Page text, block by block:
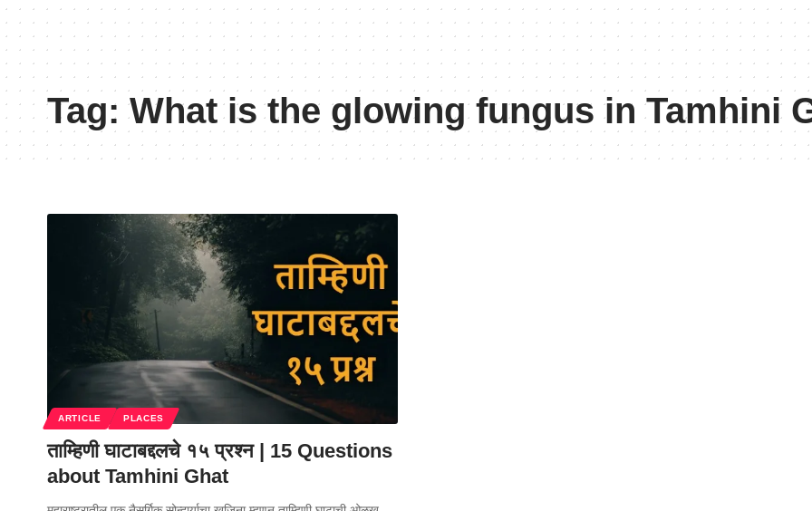
Tag:What is the glowing fungus in Tamhini
ARTICLE PLACES
ताम्हिणी घाटाबद्दलचे १५ प्रश्न | 15 Questions
about Tamhini Ghat